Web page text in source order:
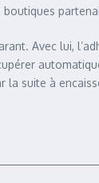
boutiques
Avec lui,
suite à